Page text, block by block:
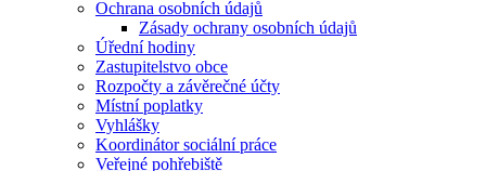
Ochrana osobních údajů
Zásady ochrany osobních údajů
Úřední hodiny
Zastupitelstvo obce
Rozpočty a závěrečné účty
Místní poplatky
Vyhlášky
Koordinátor sociální práce
Veřejné pohřebiště